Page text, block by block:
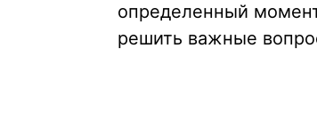
определенный
решить важные